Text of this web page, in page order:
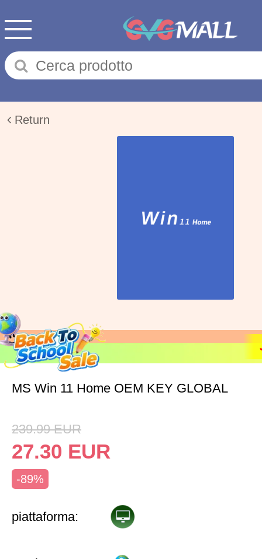
Return
MS Win 11 Home OEM KEY GLOBAL
239.99 EUR
27.30 EUR
-89%
piattaforma: